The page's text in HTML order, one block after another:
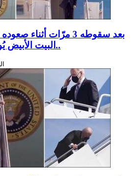
بعد سقوطه 3 مرّات أثناء
..البيت